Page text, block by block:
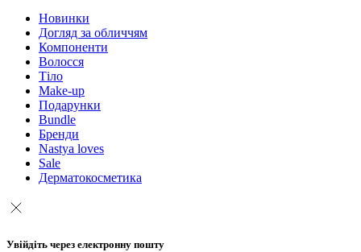
Новинки
Догляд за обличчям
Компоненти
Волосся
Тіло
Make-up
Подарунки
Bundle
Бренди
Nastya loves
Sale
Дерматокосметика
Увійдіть через електронну пошту